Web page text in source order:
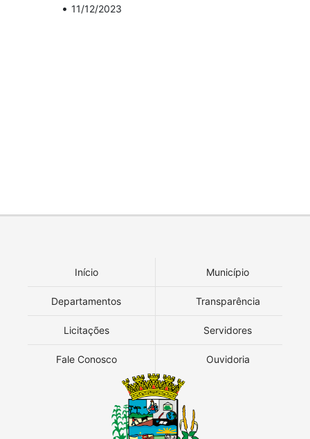
• 11/12/2023
Início Município
Departamentos Transparência
Licitações Servidores
Fale Conosco Ouvidoria